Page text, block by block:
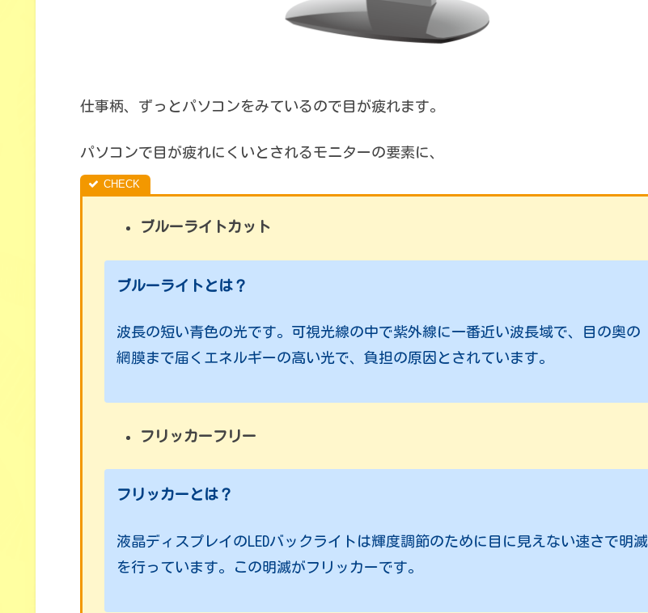
仕事柄、ずっとパソコンをみているので目が疲れます。
パソコンで目が疲れにくいとされるモニターの要素に、
ブルーライトカット
ブルーライトとは？
波長の短い青色の光です。可視光線の中で紫外線に一番近い波長域で、目の奥の
網膜まで届くエネルギーの高い光で、負担の原因とされています。
フリッカーフリー
フリッカーとは？
液晶ディスプレイのLEDバックライトは輝度調節のために目に見えない速さで明滅
を行っています。この明滅がフリッカーです。